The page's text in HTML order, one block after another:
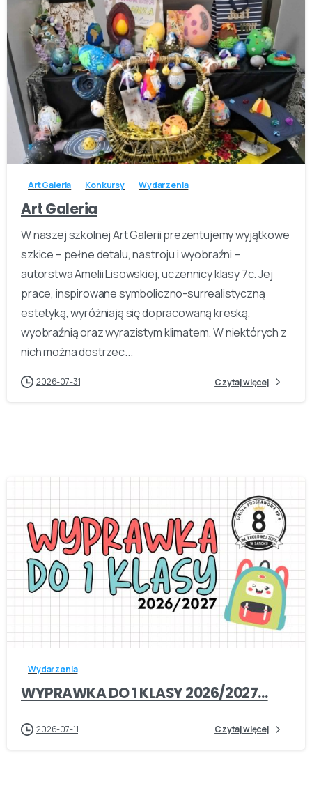
-
Art Galeria Konkursy Wydarzenia
Art Galeria
W naszej szkolnej Art Galerii prezentujemy wyjątkowe
szkice – pełne detalu, nastroju i wyobraźni –
autorstwa Amelii Lisowskiej, uczennicy klasy 7c. Jej
prace, inspirowane symboliczno-surrealistyczną
estetyką, wyróżniają się dopracowaną kreską,
wyobraźnią oraz wyrazistym klimatem. W niektórych z
nich można dostrzec...
2026-07-31 Czytaj więcej
-
Wydarzenia
WYPRAWKA DO 1 KLASY 2026/2027…
2026-07-11 Czytaj więcej